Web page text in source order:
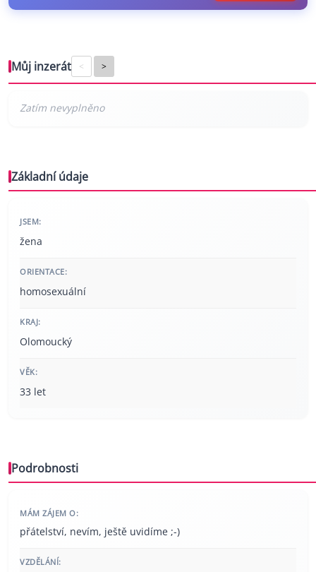
Můj inzerát < >
Základní údaje
JSEM:
žena
ORIENTACE:
homosexuální
KRAJ:
Olomoucký
VĚK:
33 let
Podrobnosti
MÁM ZÁJEM O:
přátelství, nevím, ještě uvidíme ;-)
VZDĚLÁNÍ: